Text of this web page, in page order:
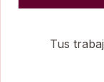
Tus